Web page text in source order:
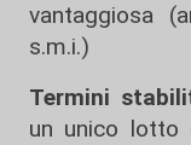
vantaggiosa
s.m.i.)
Termini
un unico lotto